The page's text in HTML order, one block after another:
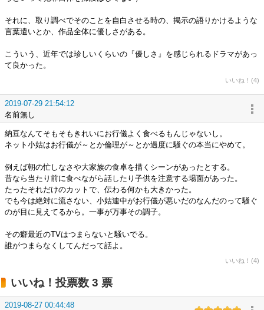
それに、取り調べでそのことを自白させる時の、掲示の語りかけるような
言葉遣いとか、作品全体に優しさがある。
こういう、近年では珍しいくらいの『優しさ』を感じられるドラマがあっ
て良かった。
いいね！(4)
2019-07-29 21:54:12
名前無し
納豆なんてそもそもきれいにお行儀よく食べるもんじゃないし。
ネット小姑はお行儀が～とか倫理が～とか過度に騒ぐの本当にやめて。
例えば朝の忙しなさや大家族の食卓を描くシーンがあったとする。
昔なら当たり前に食べながら話したり子供を注意する場面があった。
たったそれだけのカットで、伝わる何かも大きかった。
でも今は絶対に流さない、小姑連中がお行儀が悪いだのなんだのって騒ぐ
のが目に見えてるから。一事が万事その調子。
その癖最近のTVはつまらないと騒いでる。
誰がつまらなくしてんだって話よ。
いいね！(4)
いいね！投票数 3 票
2019-08-27 00:44:48